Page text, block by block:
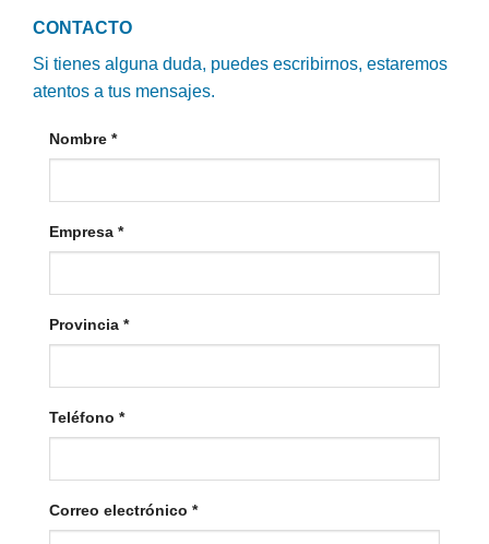
CONTACTO
Si tienes alguna duda, puedes escribirnos, estaremos
atentos a tus mensajes.
Nombre *
Empresa *
Provincia *
Teléfono *
Correo electrónico *